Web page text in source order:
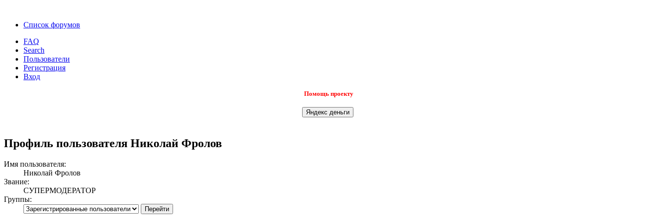
Список форумов
FAQ
Search
Пользователи
Регистрация
Вход
Помощь проекту
Профиль пользователя Николай Фролов
Имя пользователя:
Николай Фролов
Звание:
СУПЕРМОДЕРАТОР
Группы: